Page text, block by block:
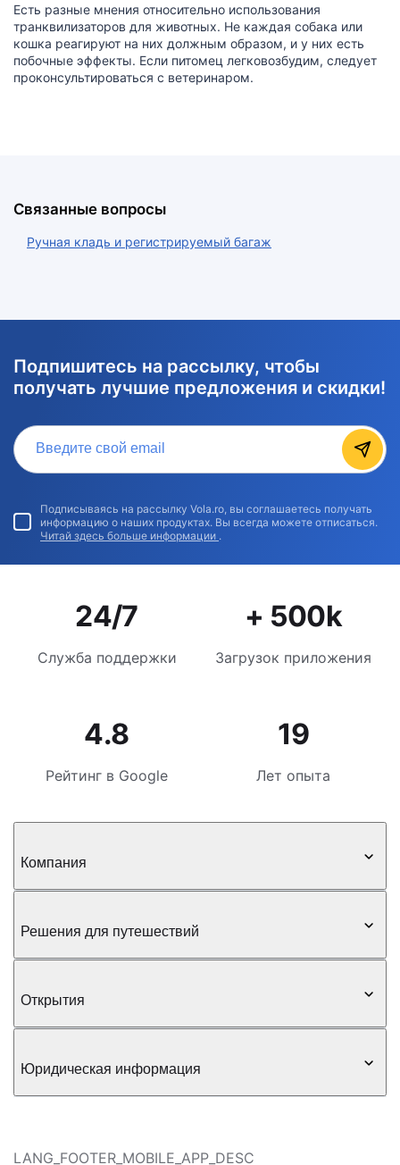
Есть разные мнения относительно использования
транквилизаторов для животных. Не каждая собака или
кошка реагируют на них должным образом, и у них есть
побочные эффекты. Если питомец легковозбудим, следует
проконсультироваться с ветеринаром.
Связанные вопросы
Ручная кладь и регистрируемый багаж
Подпишитесь на рассылку, чтобы
получать лучшие предложения и скидки!
Введите свой email
Подписываясь на рассылку Vola.ro, вы соглашаетесь получать
информацию о наших продуктах. Вы всегда можете отписаться.
Читай здесь больше информации .
24/7
Служба поддержки
+ 500k
Загрузок приложения
4.8
Рейтинг в Google
19
Лет опыта
Компания
Решения для путешествий
Открытия
Юридическая информация
LANG_FOOTER_MOBILE_APP_DESC